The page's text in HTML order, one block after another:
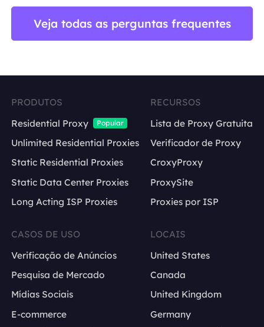
Veja todas as perguntas frequentes
PRODUTOS
Residential Proxy
Popular
Unlimited Residential Proxies
Static Residential Proxies
Static Data Center Proxies
Long Acting ISP Proxies
RECURSOS
Lista de Proxy Gratuita
Verificador de Proxy
CroxyProxy
ProxySite
Proxies por ISP
CASOS DE USO
Verificação de Anúncios
Pesquisa de Mercado
Mídias Sociais
E-commerce
LOCAIS
United States
Canada
United Kingdom
Germany